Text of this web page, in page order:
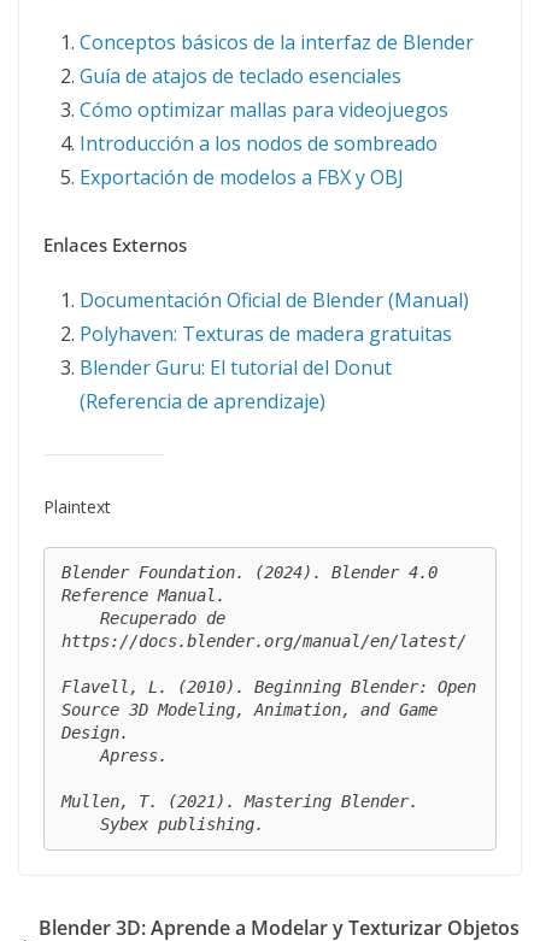
Conceptos básicos de la interfaz de Blender
Guía de atajos de teclado esenciales
Cómo optimizar mallas para videojuegos
Introducción a los nodos de sombreado
Exportación de modelos a FBX y OBJ
Enlaces Externos
Documentación Oficial de Blender (Manual)
Polyhaven: Texturas de madera gratuitas
Blender Guru: El tutorial del Donut
(Referencia de aprendizaje)
Plaintext
Blender Foundation. (2024). Blender 4.0
Reference Manual.
https://docs.blender.org/manual/en/latest/
Flavell, L. (2010). Beginning Blender: Open
Source 3D Modeling, Animation, and Game
Design.
Mullen, T. (2021). Mastering Blender.
    Sybex publishing.
Blender 3D: Aprende a Modelar y Texturizar Objetos